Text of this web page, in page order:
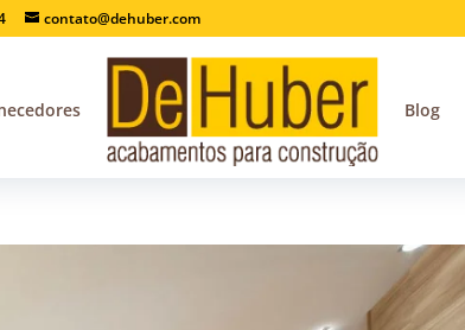
contato@dehuber.com
Blog